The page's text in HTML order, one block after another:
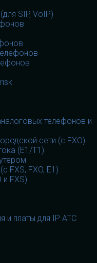
SIP, VoIP)
телефонов и
сети (с FXO)
(E1/T1)
FXS, FXO, E1)
и FXS)
и платы для IP АТС